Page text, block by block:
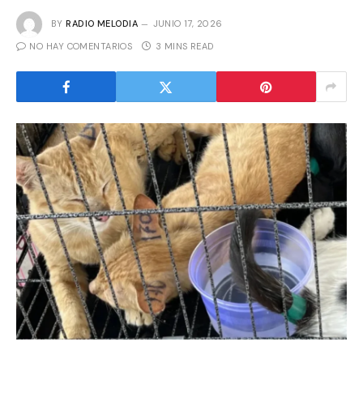
BY RADIO MELODIA JUNIO 17, 2026
NO HAY COMENTARIOS 3 MINS READ